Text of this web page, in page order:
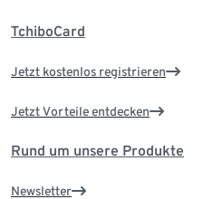
TchiboCard
Jetzt kostenlos registrieren
Jetzt Vorteile entdecken
Rund um unsere Produkte
Newsletter